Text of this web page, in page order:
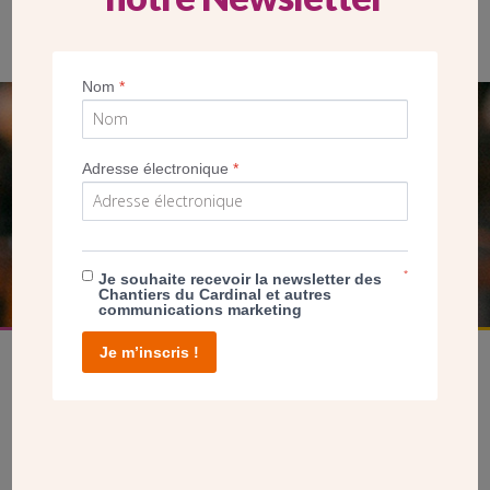
Entrée des nouveaux locaux, au 40 rue Pouchet à Paris (Saint-
SEUL VOTRE DON
NOUS PERMET D’AGIR
FAIRE UN DON
Nom*
Adresse électronique*
Je souhaite recevoir la newsletter des
Chantiers du Cardinal et autres
communications marketing
*
Je m’inscris !